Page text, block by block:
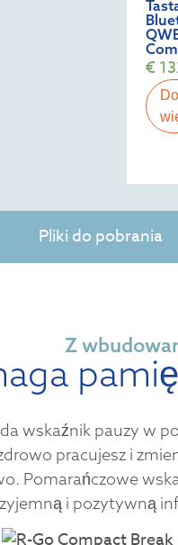
€
Pliki do pobrania
Z
wskaźnik pauzy w
pracujesz i
Pomarańczowe
i pozytywną